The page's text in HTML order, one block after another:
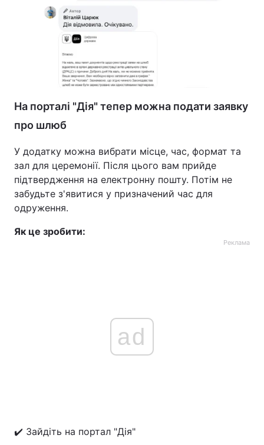
На порталі "Дія" тепер можна подати заявку
про шлюб
У додатку можна вибрати місце, час, формат та
зал для церемонії. Після цього вам прийде
підтвердження на електронну пошту. Потім не
забудьте з'явитися у призначений час для
одруження.
Як це зробити:
Реклама
ad
✔️ Зайдіть на портал "Дія"